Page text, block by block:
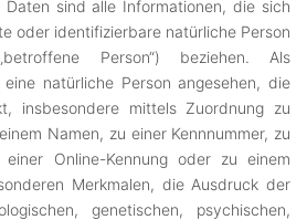
Daten sind alle Informationen, die sich
oder identifizierbare natürliche Person
Person“) beziehen. Als
natürliche Person angesehen, die
insbesondere mittels Zuordnung zu
Namen, zu einer Kennnummer, zu
Online-Kennung oder zu einem
Merkmalen, die Ausdruck der
genetischen, psychischen,